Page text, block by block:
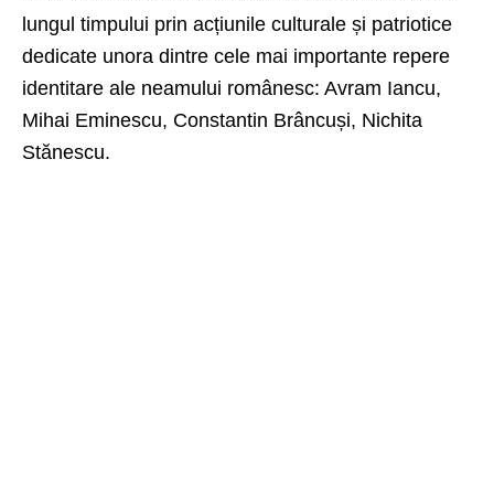
lungul timpului prin acțiunile culturale și patriotice
dedicate unora dintre cele mai importante repere
identitare ale neamului românesc: Avram Iancu,
Mihai Eminescu, Constantin Brâncuși, Nichita
Stănescu.